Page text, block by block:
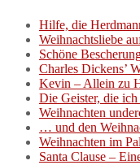
Hilfe, die
Weihnachtsliebe
Schöne
Charles Dickens’
Kevin – Allein zu
Die Geister, die
Weihnachten
… und den
Weihnachten im
Santa Clause –